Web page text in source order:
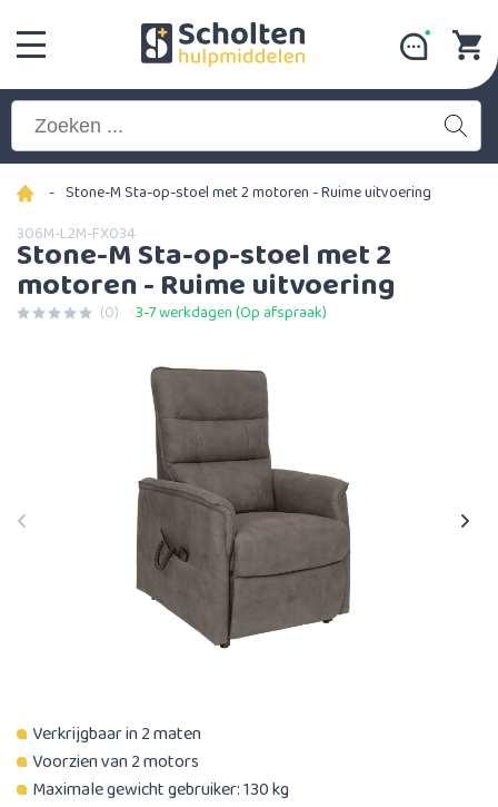
- Stone-M Sta-op-stoel met 2 motoren - Ruime uitvoering
306M-L2M-FX034
Stone-M Sta-op-stoel met 2
motoren - Ruime uitvoering
(0) 3-7 werkdagen (Op afspraak)
Verkrijgbaar in 2 maten
Voorzien van 2 motors
Maximale gewicht gebruiker: 130 kg